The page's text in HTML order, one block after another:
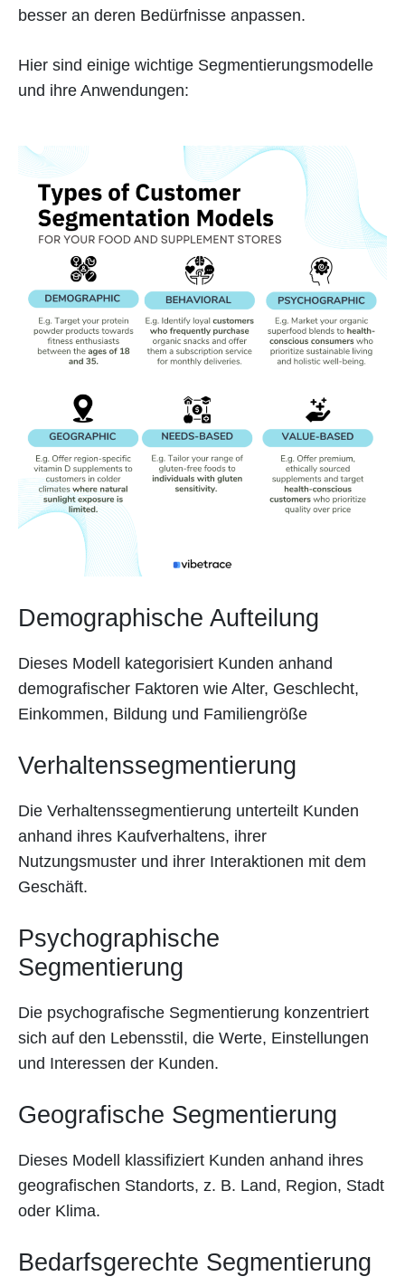
besser an deren Bedürfnisse anpassen.
Hier sind einige wichtige Segmentierungsmodelle
und ihre Anwendungen:
Demographische Aufteilung
Dieses Modell kategorisiert Kunden anhand
demografischer Faktoren wie Alter, Geschlecht,
Einkommen, Bildung und Familiengröße
Verhaltenssegmentierung
Die Verhaltenssegmentierung unterteilt Kunden
anhand ihres Kaufverhaltens, ihrer
Nutzungsmuster und ihrer Interaktionen mit dem
Geschäft.
Psychographische
Segmentierung
Die psychografische Segmentierung konzentriert
sich auf den Lebensstil, die Werte, Einstellungen
und Interessen der Kunden.
Geografische Segmentierung
Dieses Modell klassifiziert Kunden anhand ihres
geografischen Standorts, z. B. Land, Region, Stadt
oder Klima.
Bedarfsgerechte Segmentierung